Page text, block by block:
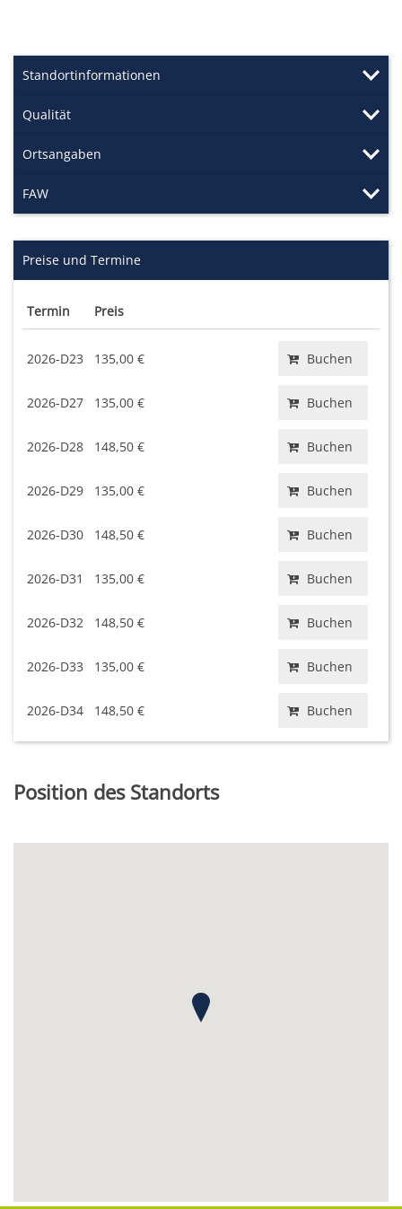
Standortinformationen
Qualität
Ortsangaben
FAW
Preise und Termine
Termin Preis
2026-D23 135,00 € Buchen
2026-D27 135,00 € Buchen
2026-D28 148,50 € Buchen
2026-D29 135,00 € Buchen
2026-D30 148,50 € Buchen
2026-D31 135,00 € Buchen
2026-D32 148,50 € Buchen
2026-D33 135,00 € Buchen
2026-D34 148,50 € Buchen
Position des Standorts